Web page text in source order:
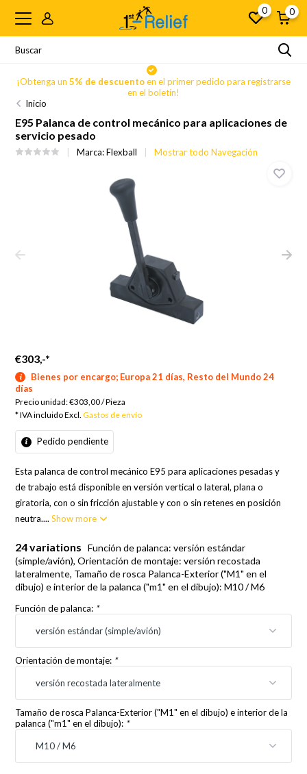
0 0
¡Obtenga un 5% de descuentoen el primer pedido para registrarse
en el boletín!
Inicio
E95 Palanca de control mecánico para aplicaciones de
servicio pesado
Marca:Flexball Mostrar todo Navegación
€303,-*
Bienes por encargo; Europa 21 días, Resto del Mundo 24
días
Precio unidad:€303,00/Pieza
* IVA incluido Excl.Gastos de envío
Pedido pendiente
Esta palanca de control mecánico E95 para aplicaciones pesadas y
de trabajo está disponible en versión vertical o lateral, plana o
giratoria, con o sin fricción ajustable y con o sin retenes en posición
neutra....Show more
24 variations
Función de palanca: versión estándar
(simple/avión), Orientación de montaje: versión recostada
lateralmente, Tamaño de rosca Palanca-Exterior ("M1" en el
dibujo) e interior de la palanca ("m1" en el dibujo): M10 / M6
Función de palanca: *
Orientación de montaje: *
Tamaño de rosca Palanca-Exterior ("M1" en el dibujo) e interior de la
palanca ("m1" en el dibujo): *